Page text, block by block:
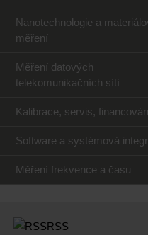
Nanotechnologie a
měření
Měření datových
telekomunikačních sítí
Kalibrace, servis,
Software a systémová
Měření frekvence a času
RSS